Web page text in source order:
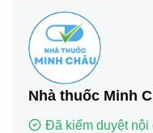
Nhà thuốc Minh
Đã kiểm duyệt nội